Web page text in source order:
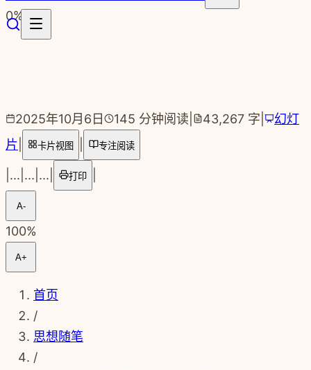
跳转到主要内容
0%
2025年10月6日 145 分钟阅读 43,267 字
幻灯
片
卡片视图 专注阅读
... ... ... 打印
A-
100%
A+
首页
/
思想随笔
/